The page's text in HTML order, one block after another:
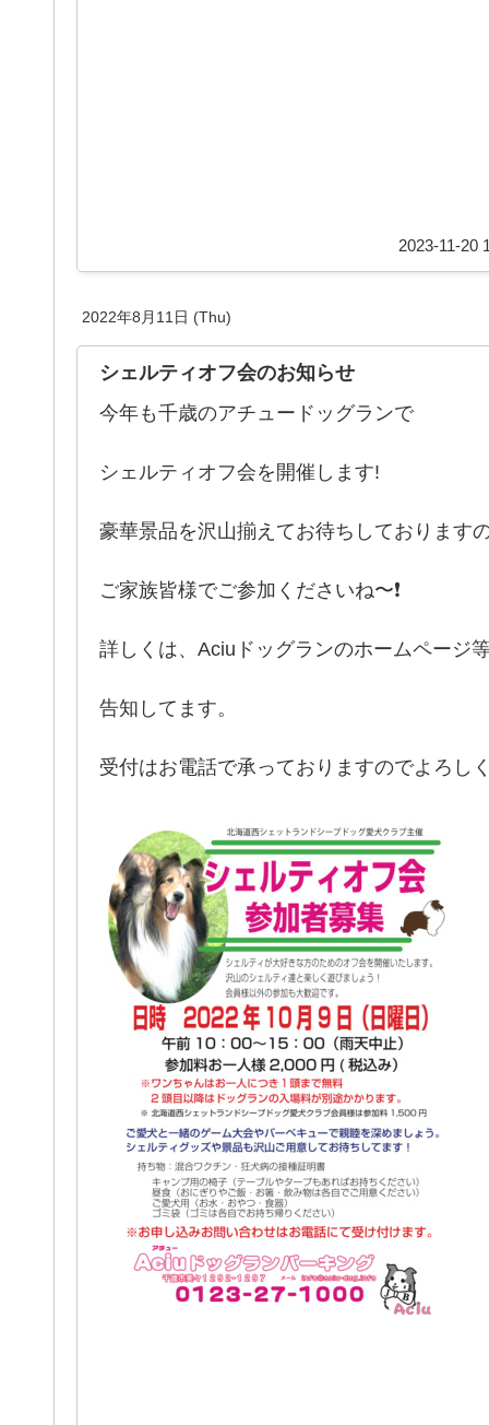
2023-11-20
2022年8月11日 (Thu)
シェルティオフ会のお知らせ
今年も千歳のアチュードッグランで
シェルティオフ会を開催します!
豪華景品を沢山揃えてお待ちしております
ご家族皆様でご参加くださいね〜❗
詳しくは、Aciuドッグランのホームページ
告知してます。
受付はお電話で承っておりますのでよろし